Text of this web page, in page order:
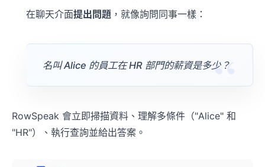
在聊天介面提出問題 ，就像詢問同事一樣：
名叫 Alice 的員工在 HR 部門的薪資是多少？
RowSpeak 會立即掃描資料、理解多條件（"Alice" 和
"HR"）、執行查詢並給出答案。